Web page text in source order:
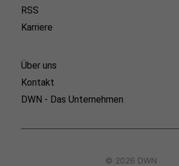
RSS
Karriere
Über uns
Kontakt
DWN - Das Unternehmen
© 2026 DWN